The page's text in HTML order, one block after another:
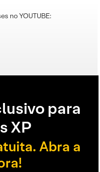
no YOUTUBE:
para
XP
Abra a